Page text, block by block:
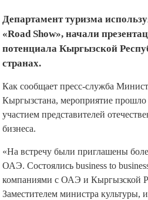
Департамент туризма
«Road Show», начали
потенциала Кыргызской
странах.
Как сообщает пресс-служба
Кыргызстана, мероприятие
участием представителей
бизнеса.
«На встречу были приглашены
ОАЭ. Состоялись business to
компаниями с ОАЭ и Кыргызской
Заместителем министра культуры,